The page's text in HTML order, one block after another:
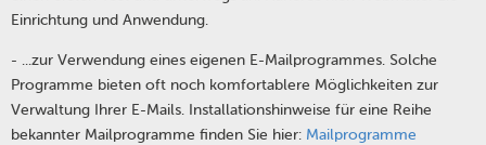
Einrichtung und Anwendung.
- ...zur Verwendung eines eigenen E-Mailprogrammes. Solche
Programme bieten oft noch komfortablere Möglichkeiten zur
Verwaltung Ihrer E-Mails. Installationshinweise für eine Reihe
bekannter Mailprogramme finden Sie hier: Mailprogramme